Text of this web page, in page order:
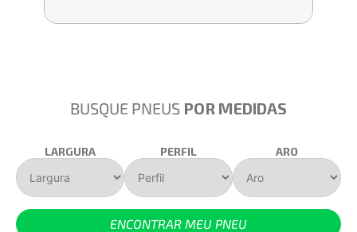
BUSQUE PNEUS POR MEDIDAS
LARGURA PERFIL ARO
ENCONTRAR MEU PNEU